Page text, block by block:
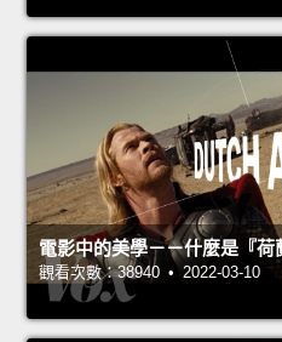
電影中的美學－－什麼是『荷
觀看次數：38940 • 2022-03-10